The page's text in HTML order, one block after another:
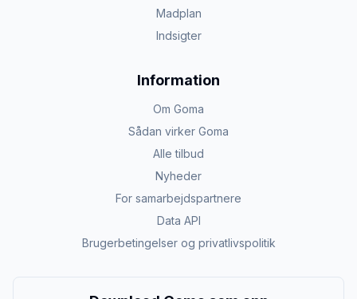
Madplan
Indsigter
Information
Om Goma
Sådan virker Goma
Alle tilbud
Nyheder
For samarbejdspartnere
Data API
Brugerbetingelser og privatlivspolitik